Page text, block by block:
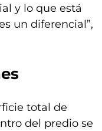
y lo que está
un diferencial”,
total de
del predio se